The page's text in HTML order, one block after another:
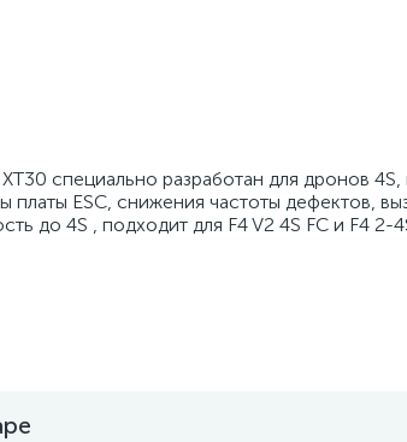
специально разработан для дронов
платы ESC, снижения частоты дефектов,
до 4S , подходит для F4 V2 4S FC и F4 2-